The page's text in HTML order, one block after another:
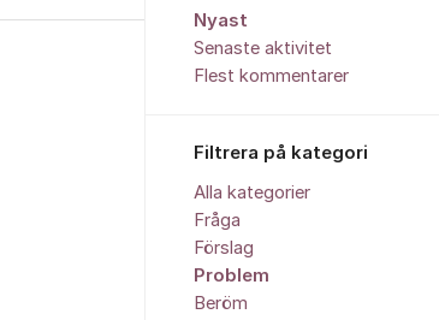
Nyast
Senaste aktivitet
Flest kommentarer
Filtrera på kategori
Alla kategorier
Fråga
Förslag
Problem
Beröm